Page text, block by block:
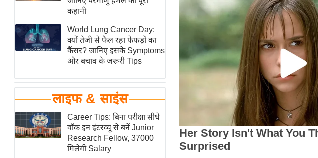
फिल्म समीक्षा
News
लाइफस्टाइल
टेक्नॉलॉजी
ब्यूटी/फैशन
घरेलू नुस्खे
पर्यटन स्थल
फिटनेस मंत्रा
रिलेशनशिप
कहानी
World Lung Cancer Day:
क्यों तेजी से फैल रहा फेफड़ों का
कैंसर? जानिए इसके Symptoms
और बचाव के जरूरी Tips
लाइफ & साइंस
Career Tips: बिना परीक्षा सीधे
वॉक इन इंटरव्यू से बनें Junior
Research Fellow, 37000
मिलेगी Salary